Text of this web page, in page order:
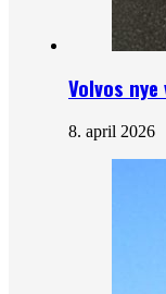
Volvos
8. april 2026